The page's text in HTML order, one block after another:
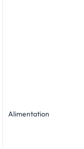
Alimentation